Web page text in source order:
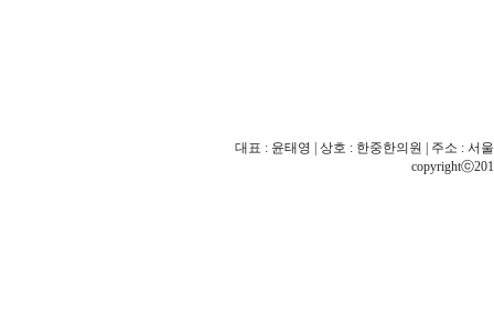
대표 : 윤태영 | 상호 : 한중한의원 | 주소 : 서